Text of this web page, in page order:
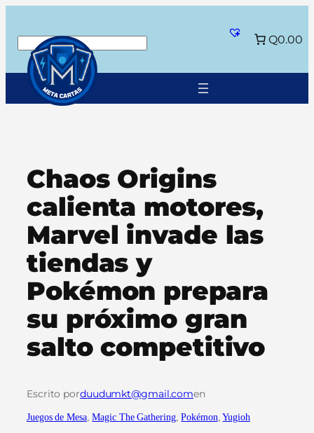
contenido
Buscar Q0.00
Chaos Origins
calienta motores,
Marvel invade las
tiendas y
Pokémon prepara
su próximo gran
salto competitivo
Escrito porduudumkt@gmail.comen
Juegos de Mesa, Magic The Gathering, Pokémon, Yugioh